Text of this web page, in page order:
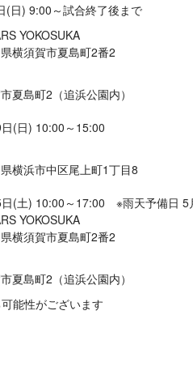
(日) 9:00～試合終了後まで
YOKOSUKA
横須賀市夏島町2番2
夏島町2（追浜公園内）
(日) 10:00～15:00
横浜市中区尾上町1丁目8
(土) 10:00～17:00 ※雨天予備日 5
YOKOSUKA
横須賀市夏島町2番2
夏島町2（追浜公園内）
能性がございます